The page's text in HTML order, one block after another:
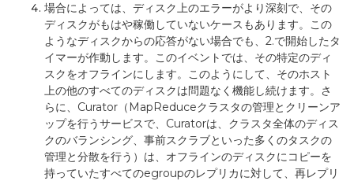
場合によっては、ディスク上のエラーがより深刻で、その
ディスクがもはや稼働していないケースもあります。この
ようなディスクからの応答がない場合でも、 2.で開始したタ
イマーが作動します。このイベントでは、その特定のディ
スクをオフラインにします。このようにして、そのホスト
上の他のすべてのディスクは問題なく機能し続けます。さ
らに、 Curator （ MapReduceクラスタの管理とクリーンア
ップを行うサービスで、 Curatorは、クラスタ全体のディス
クのバランシング、事前スクラブといった多くのタスクの
管理と分散を行う）は、オフラインのディスクにコピーを
持っていたすべてのegroupのレプリカに対して、再レプリ